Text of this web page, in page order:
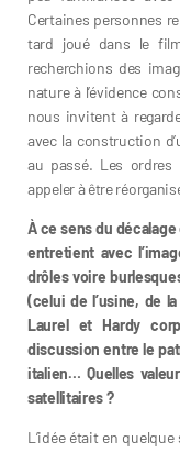
Certaines personnes
tard joué dans le
recherchions des
nature à l’évidence
nous invitent à
avec la construction
au passé. Les ordres
appeler à être
À ce sens du
entretient avec
drôles voire
(celui de l’usine, de
Laurel et Hardy
discussion entre le
italien… Quelles
satellitaires ?
L’idée était en